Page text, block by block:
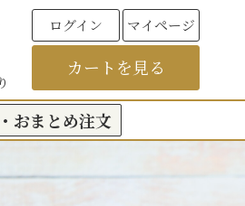
ログイン マイページ
カートを見る
おまとめ注文